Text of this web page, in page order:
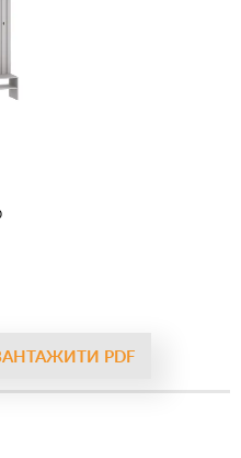
PDF